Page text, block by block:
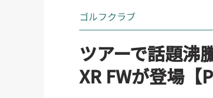
ゴルフクラブ
ツアーで話題沸
XR FWが登場【